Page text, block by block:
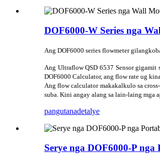
DOF6000-W Series nga
Ang DOF6000 series flowmeter
Ang Ultraflow QSD 6537 Sensor gigamit
DOF6000 Calculator, ang flow rate ug
Ang flow calculator makakalkulo sa
suba. Kini angay alang sa lain-laing mga
pangutanadetalye
Serye nga DOF6000-P